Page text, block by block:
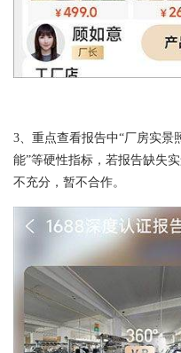
3、重点查看报告中“厂房实景
能”等硬性指标，若报告缺失
不充分，暂不合作。